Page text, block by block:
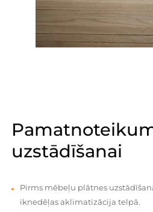
uzstādīšanai
Pirms mēbeļu plātnes
iknedēļas aklimatizācija telpā.